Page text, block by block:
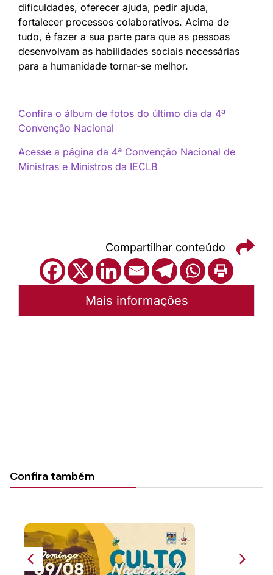
dificuldades, oferecer ajuda, pedir ajuda,
fortalecer processos colaborativos. Acima de
tudo, é fazer a sua parte para que as pessoas
desenvolvam as habilidades sociais necessárias
para a humanidade tornar-se melhor.
Confira o álbum de fotos do último dia da 4ª
Convenção Nacional
Acesse a página da 4ª Convenção Nacional de
Ministras e Ministros da IECLB
Compartilhar conteúdo
Mais informações
Confira também